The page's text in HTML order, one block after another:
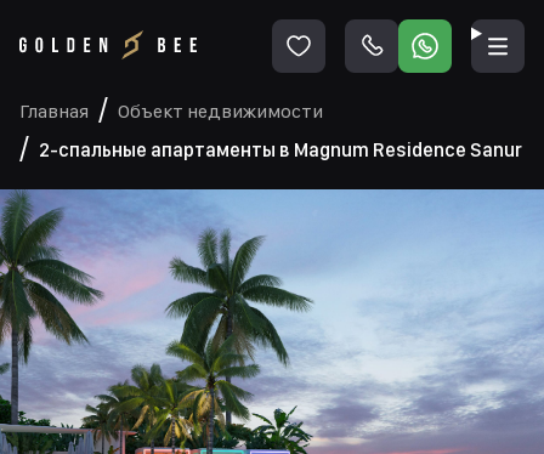
Главная
Объект недвижимости
2-спальные апартаменты в Magnum Residence Sanur